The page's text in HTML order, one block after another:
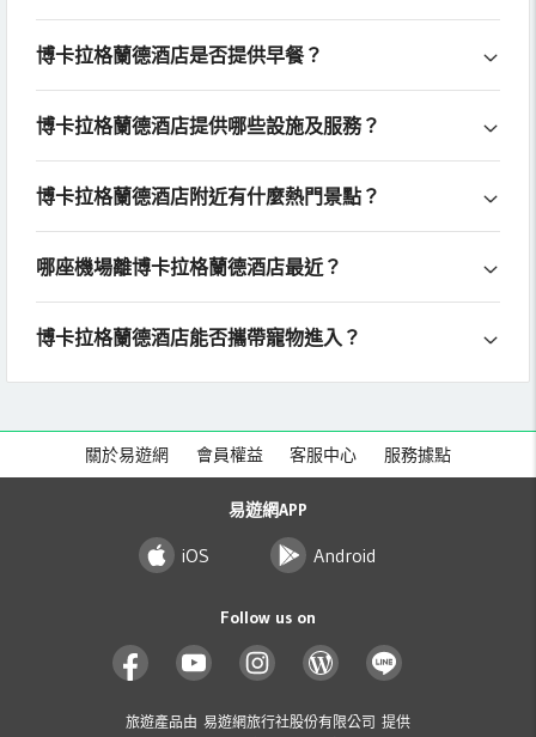
博卡拉格蘭德酒店是否提供早餐？
博卡拉格蘭德酒店提供哪些設施及服務？
博卡拉格蘭德酒店附近有什麼熱門景點？
哪座機場離博卡拉格蘭德酒店最近？
博卡拉格蘭德酒店能否攜帶寵物進入？
關於易遊網 會員權益 客服中心 服務據點
易遊網APP
iOS Android
Follow us on
旅遊產品由 易遊網旅行社股份有限公司 提供